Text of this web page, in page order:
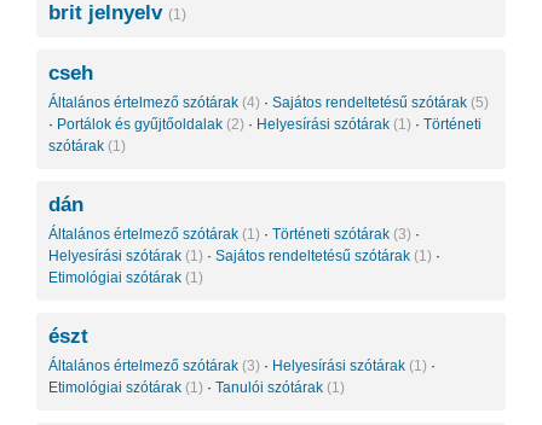
brit jelnyelv (1)
cseh
Általános értelmező szótárak (4) · Sajátos rendeltetésű szótárak (5)
· Portálok és gyűjtőoldalak (2) · Helyesírási szótárak (1) · Történeti
szótárak (1)
dán
Általános értelmező szótárak (1) · Történeti szótárak (3) ·
Helyesírási szótárak (1) · Sajátos rendeltetésű szótárak (1) ·
Etimológiai szótárak (1)
észt
Általános értelmező szótárak (3) · Helyesírási szótárak (1) ·
Etimológiai szótárak (1) · Tanulói szótárak (1)